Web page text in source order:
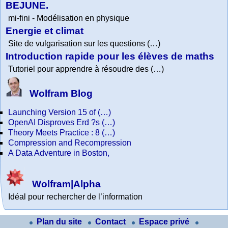
BEJUNE.
mi-fini - Modélisation en physique
Energie et climat
Site de vulgarisation sur les questions (…)
Introduction rapide pour les élèves de maths
Tutoriel pour apprendre à résoudre des (…)
Wolfram Blog
Launching Version 15 of (…)
OpenAI Disproves Erd ?s (…)
Theory Meets Practice : 8 (…)
Compression and Recompression
A Data Adventure in Boston,
Wolfram|Alpha
Idéal pour rechercher de l’information
Plan du site Contact Espace privé